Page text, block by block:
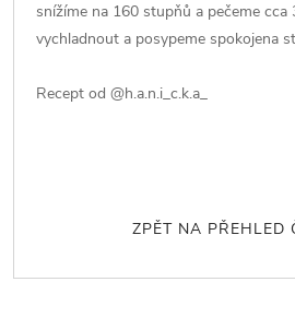
snížíme na 160 stupňů a pečeme cca
vychladnout a posypeme spokojena
Recept od @h.a.n.i_c.k.a_
ZPĚT NA PŘEHLED